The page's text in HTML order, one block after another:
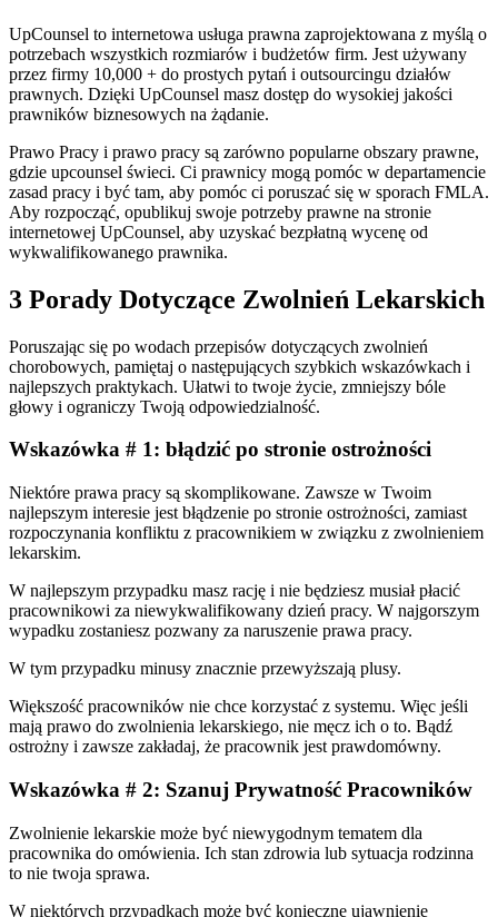
UpCounsel to internetowa usługa prawna zaprojektowana z myślą o
potrzebach wszystkich rozmiarów i budżetów firm. Jest używany
przez firmy 10,000 + do prostych pytań i outsourcingu działów
prawnych. Dzięki UpCounsel masz dostęp do wysokiej jakości
prawników biznesowych na żądanie.
Prawo Pracy i prawo pracy są zarówno popularne obszary prawne,
gdzie upcounsel świeci. Ci prawnicy mogą pomóc w departamencie
zasad pracy i być tam, aby pomóc ci poruszać się w sporach FMLA.
Aby rozpocząć, opublikuj swoje potrzeby prawne na stronie
internetowej UpCounsel, aby uzyskać bezpłatną wycenę od
wykwalifikowanego prawnika.
3 Porady Dotyczące Zwolnień Lekarskich
Poruszając się po wodach przepisów dotyczących zwolnień
chorobowych, pamiętaj o następujących szybkich wskazówkach i
najlepszych praktykach. Ułatwi to twoje życie, zmniejszy bóle
głowy i ograniczy Twoją odpowiedzialność.
Wskazówka # 1: błądzić po stronie ostrożności
Niektóre prawa pracy są skomplikowane. Zawsze w Twoim
najlepszym interesie jest błądzenie po stronie ostrożności, zamiast
rozpoczynania konfliktu z pracownikiem w związku z zwolnieniem
lekarskim.
W najlepszym przypadku masz rację i nie będziesz musiał płacić
pracownikowi za niewykwalifikowany dzień pracy. W najgorszym
wypadku zostaniesz pozwany za naruszenie prawa pracy.
W tym przypadku minusy znacznie przewyższają plusy.
Większość pracowników nie chce korzystać z systemu. Więc jeśli
mają prawo do zwolnienia lekarskiego, nie męcz ich o to. Bądź
ostrożny i zawsze zakładaj, że pracownik jest prawdomówny.
Wskazówka # 2: Szanuj Prywatność Pracowników
Zwolnienie lekarskie może być niewygodnym tematem dla
pracownika do omówienia. Ich stan zdrowia lub sytuacja rodzinna
to nie twoja sprawa.
W niektórych przypadkach może być konieczne ujawnienie